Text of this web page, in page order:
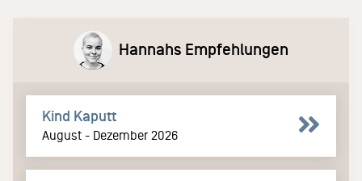
Hannahs Empfehlungen
Kind Kaputt
August - Dezember 2026